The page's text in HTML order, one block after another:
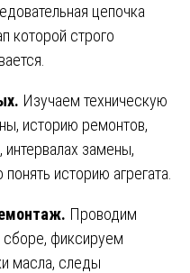
цепочка
которой строго
Изучаем техническую
историю ремонтов,
замены,
историю агрегата.
Проводим
сборе, фиксируем
масла, следы